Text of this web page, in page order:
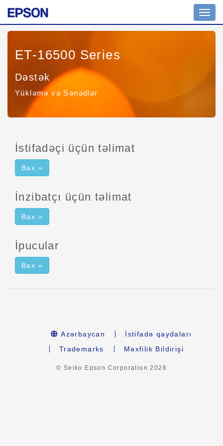
ET-16500 Series
Dəstək
Yükləmə və Sənədlər
İstifadəçi üçün təlimat
Bax »
İnzibatçı üçün təlimat
Bax »
İpucular
Bax »
Azərbaycan
İstifadə qaydaları
Trademarks
Məxfilik Bildirişi
© Seiko Epson Corporation2026